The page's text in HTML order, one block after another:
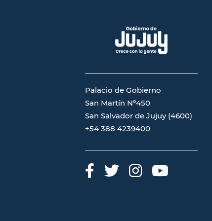
Palacio de Gobierno
San Martín Nº450
San Salvador de Jujuy (4600)
+54 388 4239400